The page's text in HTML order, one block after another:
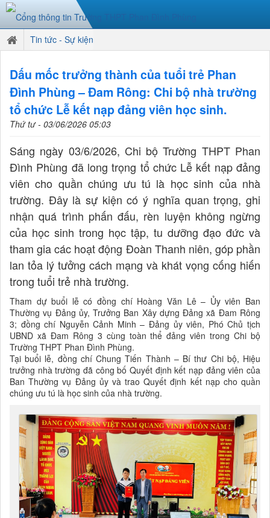
Tin tức - Sự kiện
Dấu mốc trưởng thành của tuổi trẻ Phan
Đình Phùng – Đam Rông: Chi bộ nhà trường
tổ chức Lễ kết nạp đảng viên học sinh.
Thứ tư - 03/06/2026 05:03
Sáng ngày 03/6/2026, Chi bộ Trường THPT Phan
Đình Phùng đã long trọng tổ chức Lễ kết nạp đảng
viên cho quần chúng ưu tú là học sinh của nhà
trường. Đây là sự kiện có ý nghĩa quan trọng, ghi
nhận quá trình phấn đấu, rèn luyện không ngừng
của học sinh trong học tập, tu dưỡng đạo đức và
tham gia các hoạt động Đoàn Thanh niên, góp phần
lan tỏa lý tưởng cách mạng và khát vọng cống hiến
trong tuổi trẻ nhà trường.
Tham dự buổi lễ có đồng chí Hoàng Văn Lê – Ủy viên Ban
Thường vụ Đảng ủy, Trưởng Ban Xây dựng Đảng xã Đam Rông
3; đồng chí Nguyễn Cảnh Minh – Đảng ủy viên, Phó Chủ tịch
UBND xã Đam Rông 3 cùng toàn thể đảng viên trong Chi bộ
Trường THPT Phan Đình Phùng.
Tại buổi lễ, đồng chí Chung Tiến Thành – Bí thư Chi bộ, Hiệu
trưởng nhà trường đã công bố Quyết định kết nạp đảng viên của
Ban Thường vụ Đảng ủy và trao Quyết định kết nạp cho quần
chúng ưu tú là học sinh của nhà trường.